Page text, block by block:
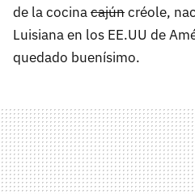
de la cocinacajúncréole,
Luisiana en los EE.UU de
quedado buenísimo.